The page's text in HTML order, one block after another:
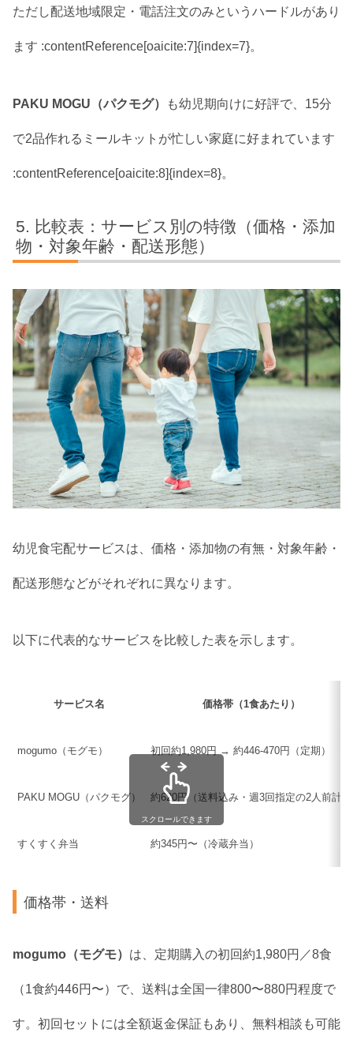
ただし配送地域限定・電話注文のみというハードルがあり
ます :contentReference[oaicite:7]{index=7}。
PAKU MOGU（パクモグ） も幼児期向けに好評で、15分
で2品作れるミールキットが忙しい家庭に好まれています
:contentReference[oaicite:8]{index=8}。
比較表：サービス別の特徴（価格・添加
物・対象年齢・配送形態）
幼児食宅配サービスは、価格・添加物の有無・対象年齢・
配送形態などがそれぞれに異なります。
以下に代表的なサービスを比較した表を示します。
サービス名 価格帯（1食あたり）
mogumo（モグモ） 初回約1,980円 → 約446‑470円（定期）
PAKU MOGU（パクモグ） 約620円（送料込み・週3回指定の2人前計）
すくすく弁当 約345円〜（冷蔵弁当）
スクロールできます
価格帯・送料
mogumo（モグモ） は、定期購入の初回約1,980円／8食
（1食約446円〜）で、送料は全国一律800〜880円程度で
す。初回セットには全額返金保証もあり、無料相談も可能